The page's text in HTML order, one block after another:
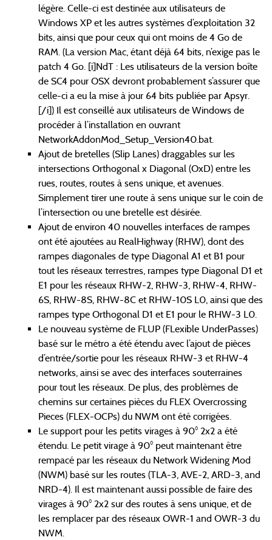
légère. Celle-ci est destinée aux utilisateurs de
Windows XP et les autres systèmes d’exploitation 32
bits, ainsi que pour ceux qui ont moins de 4 Go de
RAM. (La version Mac, étant déjà 64 bits, n’exige pas le
patch 4 Go. [i]NdT : Les utilisateurs de la version boîte
de SC4 pour OSX devront probablement s’assurer que
celle-ci a eu la mise à jour 64 bits publiée par Apsyr.
[/i]) Il est conseillé aux utilisateurs de Windows de
procéder à l’installation en ouvrant
NetworkAddonMod_Setup_Version40.bat.
Ajout de bretelles (Slip Lanes) draggables sur les
intersections Orthogonal x Diagonal (OxD) entre les
rues, routes, routes à sens unique, et avenues.
Simplement tirer une route à sens unique sur le coin de
l’intersection ou une bretelle est désirée.
Ajout de environ 40 nouvelles interfaces de rampes
ont été ajoutées au RealHighway (RHW), dont des
rampes diagonales de type Diagonal A1 et B1 pour
tout les réseaux terrestres, rampes type Diagonal D1 et
E1 pour les réseaux RHW-2, RHW-3, RHW-4, RHW-
6S, RHW-8S, RHW-8C et RHW-10S L0, ainsi que des
rampes type Orthogonal D1 et E1 pour le RHW-3 L0.
Le nouveau système de FLUP (FLexible UnderPasses)
basé sur le métro a été étendu avec l’ajout de pièces
d’entrée/sortie pour les réseaux RHW-3 et RHW-4
networks, ainsi se avec des interfaces souterraines
pour tout les réseaux. De plus, des problèmes de
chemins sur certaines pièces du FLEX Overcrossing
Pieces (FLEX-OCPs) du NWM ont été corrigées.
Le support pour les petits virages à 90° 2x2 a été
étendu. Le petit virage à 90° peut maintenant être
rempacé par les réseaux du Network Widening Mod
(NWM) basé sur les routes (TLA-3, AVE-2, ARD-3, and
NRD-4). Il est maintenant aussi possible de faire des
virages à 90° 2x2 sur des routes à sens unique, et de
les remplacer par des réseaux OWR-1 and OWR-3 du
NWM.